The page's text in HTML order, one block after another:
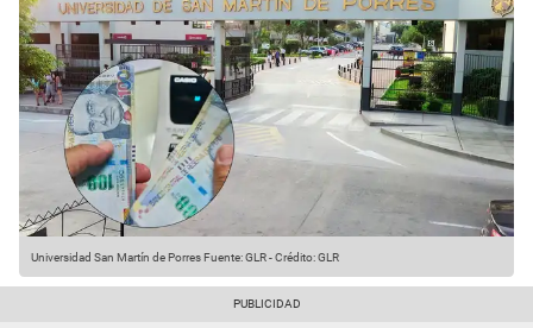
Universidad San Martín de PorresFuente: GLR-Crédito: GLR